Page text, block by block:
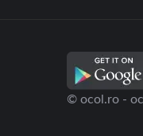
© ocol.ro -